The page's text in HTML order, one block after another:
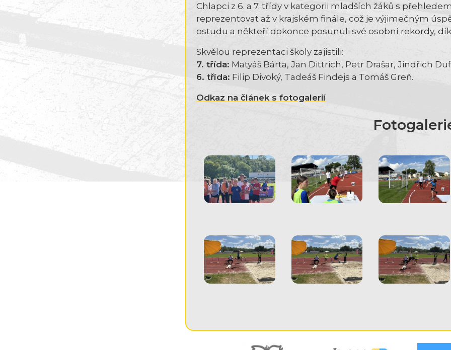
Chlapci z 6. a 7. třídy v kategorii mladších žáků s
reprezentovat až v krajském finále, což je výjimečným
ostudu a někteří dokonce posunuli své osobní rekordy,
Skvělou reprezentaci školy zajistili:
7. třída: Matyáš Bárta, Jan Dittrich, Petr Drašar, Jindřich
6. třída: Filip Divoký, Tadeáš Findejs a Tomáš Greň.
Odkaz na článek s fotogalerií